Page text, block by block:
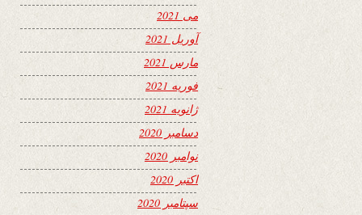
می 2021
آوریل 2021
مارس 2021
فوریه 2021
ژانویه 2021
دسامبر 2020
نوامبر 2020
اکتبر 2020
سپتامبر 2020